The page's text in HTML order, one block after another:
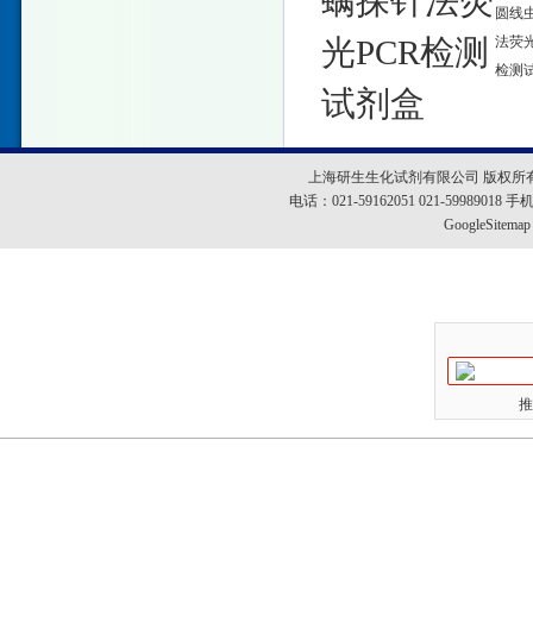
光PCR检测
试剂盒
圆线
法荧
检测
上海研生生化试剂有限公司 版权所
电话：021-59162051 021-59989018
GoogleSitemap